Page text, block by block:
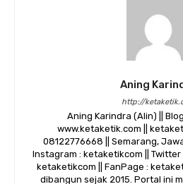
Aning
http://
Aning Karindra (Alin) ||
www.ketaketik.com ||
08122776668 || Semarang,
Instagram : ketaketikcom ||
ketaketikcom || FanPage :
dibangun sejak 2015. Portal ini